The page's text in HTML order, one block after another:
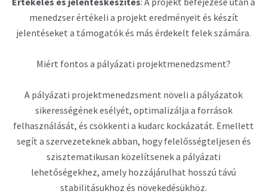
menedzser értékeli a projekt eredményeit és készít
jelentéseket a támogatók és más érdekelt felek számára.
Miért fontos a pályázati projektmenedzsment?
A pályázati projektmenedzsment növeli a pályázatok
sikerességének esélyét, optimalizálja a források
felhasználását, és csökkenti a kudarc kockázatát. Emellett
segít a szervezeteknek abban, hogy felelősségteljesen és
szisztematikusan közelítsenek a pályázati
lehetőségekhez, amely hozzájárulhat hosszú távú
stabilitásukhoz és növekedésükhöz.